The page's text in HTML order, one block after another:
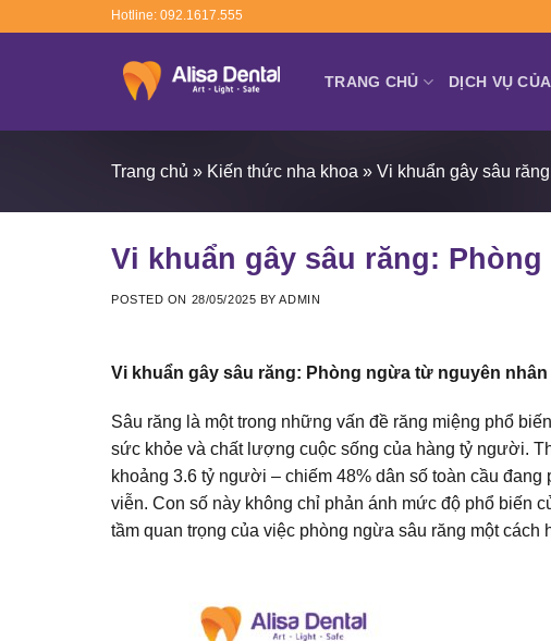
Hotline: 092.1617.555
TRANG CHỦ DỊCH VỤ
Trang chủ » Kiến thức nha khoa » Vi khuẩn gây sâu
Vi khuẩn gây sâu răng:
POSTED ON 28/05/2025 BYADMIN
Vi khuẩn gây sâu răng: Phòng ngừa từ nguyên nhân
Sâu răng là một trong những vấn đề răng miệng phổ
sức khỏe và chất lượng cuộc sống của hàng tỷ người.
khoảng 3.6 tỷ người – chiếm 48% dân số toàn cầu
viễn. Con số này không chỉ phản ánh mức độ phổ biến
tầm quan trọng của việc phòng ngừa sâu răng một cách